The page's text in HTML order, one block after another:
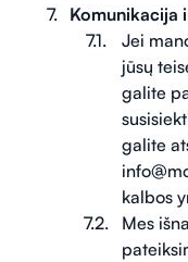
Komunikacija
Jei
jūsų
galite
galite
kalbos
Mes